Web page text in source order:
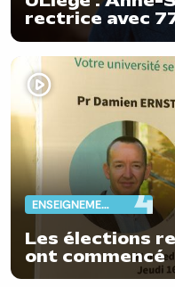
rectrice avec
ENSEIGNEMENT
Les élections
ont commencé